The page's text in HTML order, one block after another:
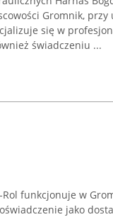
Gromnik, przy
się w
świadczeniu ...
Rol funkcjonuje w
jako